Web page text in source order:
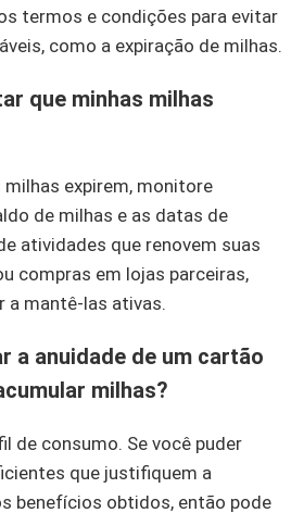
termos e condições para evitar
como a expiração de milhas.
que minhas milhas
milhas expirem, monitore
de milhas e as datas de
atividades que renovem suas
compras em lojas parceiras,
a mantê-las ativas.
a anuidade de um cartão
milhas?
de consumo. Se você puder
que justifiquem a
benefícios obtidos, então pode